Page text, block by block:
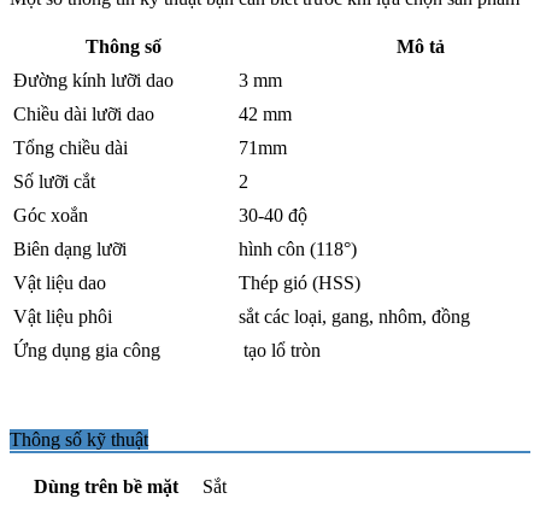
Thông số
Mô tả
Đường kính lưỡi dao
3 mm
Chiều dài lưỡi dao
42 mm
Tổng chiều dài
71mm
Số lưỡi cắt
2
Góc xoắn
30-40 độ
Biên dạng lưỡi
hình côn (118°)
Vật liệu dao
Thép gió (HSS)
Vật liệu phôi
sắt các loại, gang, nhôm, đồng
Ứng dụng gia công
tạo lổ tròn
Thông số kỹ thuật
Dùng trên bề mặt Sắt